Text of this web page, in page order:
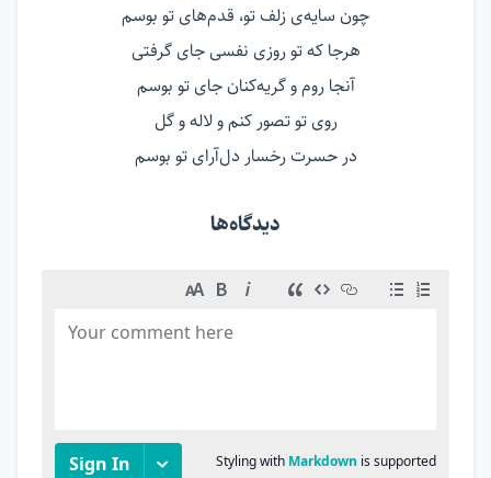
چون سایه‌ی زلف تو، قدم‌های تو بوسم
هرجا که تو روزی نفسی جای گرفتی
آنجا روم و گریه‌کنان جای تو بوسم
روی تو تصور کنم و لاله و گل
در حسرت رخسار دل‌آرای تو بوسم
دیدگاه‌ها